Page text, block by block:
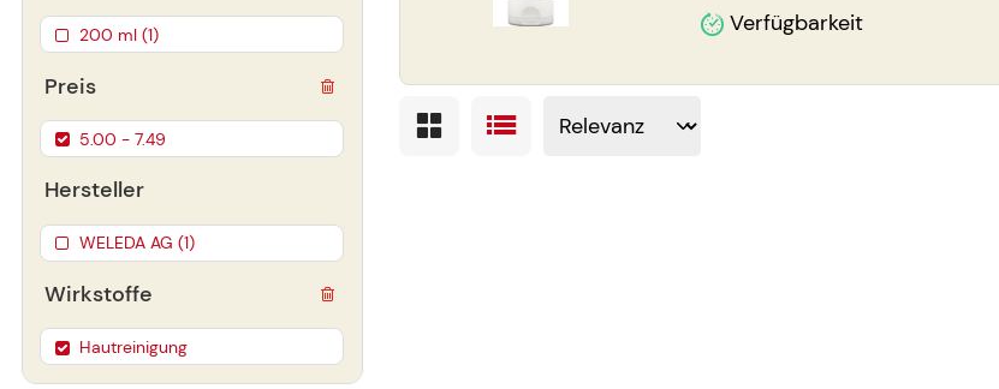
Verfügbarkeit
200 ml (1)
Preis
5.00 - 7.49
Hersteller
WELEDA AG (1)
Wirkstoffe
Hautreinigung